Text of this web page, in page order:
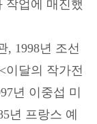
작업에 매진했
, 1998년 조선
<이달의 작가전
년 이중섭 미
년 프랑스 예